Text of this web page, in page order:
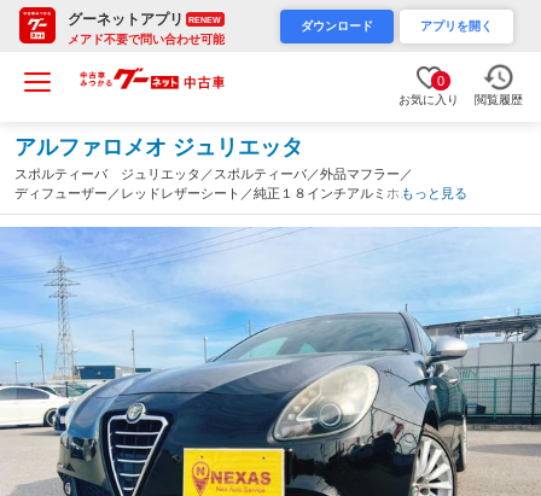
グーネットアプリ RENEW
メアド不要で問い合わせ可能
ダウンロード アプリを開く
0
お気に入り 閲覧履歴
アルファロメオ ジュリエッタ
スポルティーバ ジュリエッタ／スポルティーバ／外品マフラー／
ディフューザー／レッドレザーシート／純正１８インチアルミホイ
ール／ＨＩＤヘッドライト／（京都府）
もっと見る